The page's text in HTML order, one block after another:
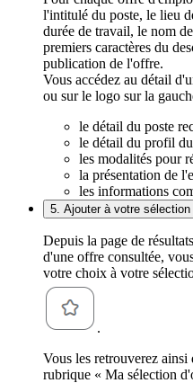
l'intitulé du poste, le lieu
durée de travail, le nom
premiers caractères du
publication de l'offre.
Vous accédez au détail
ou sur le logo sur la
le détail du poste
le détail du profil
les modalités pour
la présentation de
les informations
5. Ajouter à votre
Depuis la page de
d'une offre consultée,
votre choix à votre
.
Vous les retrouverez ainsi
rubrique « Ma sélection